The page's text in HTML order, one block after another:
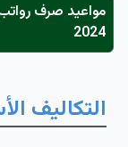
مواعيد صرف
2024
التكاليف